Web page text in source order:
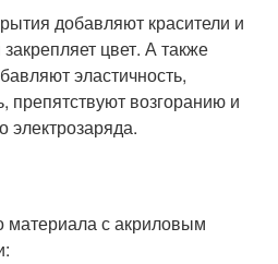
добавляют красители и
цвет. А также
эластичность,
препятствуют возгоранию и
электрозаряда.
материала с акриловым